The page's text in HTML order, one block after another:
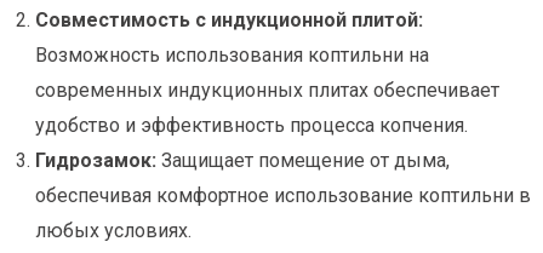
Совместимость с индукционной плитой:
Возможность использования коптильни на
современных индукционных плитах обеспечивает
удобство и эффективность процесса копчения.
Гидрозамок: Защищает помещение от дыма,
обеспечивая комфортное использование коптильни в
любых условиях.